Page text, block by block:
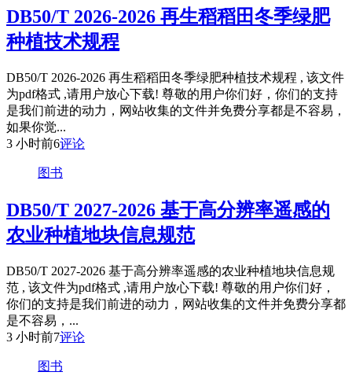
DB50/T 2026-2026 再生稻稻田冬季绿肥
种植技术规程
DB50/T 2026-2026 再生稻稻田冬季绿肥种植技术规程 , 该文件
为pdf格式 ,请用户放心下载! 尊敬的用户你们好，你们的支持
是我们前进的动力，网站收集的文件并免费分享都是不容易，
如果你觉...
3 小时前6评论
图书
DB50/T 2027-2026 基于高分辨率遥感的
农业种植地块信息规范
DB50/T 2027-2026 基于高分辨率遥感的农业种植地块信息规
范 , 该文件为pdf格式 ,请用户放心下载! 尊敬的用户你们好，
你们的支持是我们前进的动力，网站收集的文件并免费分享都
是不容易，...
3 小时前7评论
图书